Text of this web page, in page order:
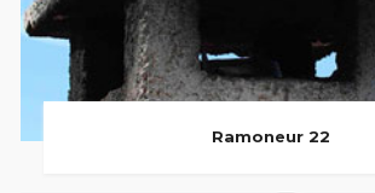
Ramoneur 22